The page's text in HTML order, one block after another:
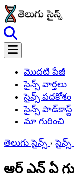
మొదటి పేజీ
సైన్స్ వార్తలు
సైన్స్ పదకోశం
సైన్స్ పాడ్‌కాస్ట్
మా గురించి
తెలుగు సైన్స్ › సైన్స్
ఆర్ ఎన్ ఏ